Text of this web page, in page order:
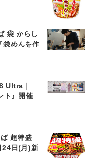
袋 からし
袋めんを作
Ultra｜
ト』開催
ば 超特盛
24日(月)新